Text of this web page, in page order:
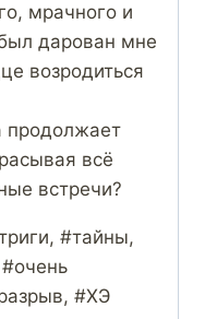
мрачного и
дарован мне
возродиться
продолжает
всё
встречи?
#тайны,
#ХЭ